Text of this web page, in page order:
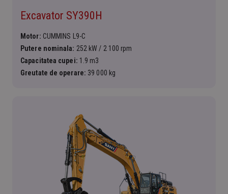
Excavator SY390H
Motor: CUMMINS L9-C
Putere nominala: 252 kW / 2 100 rpm
Capacitatea cupei: 1.9 m3
Greutate de operare: 39 000 kg